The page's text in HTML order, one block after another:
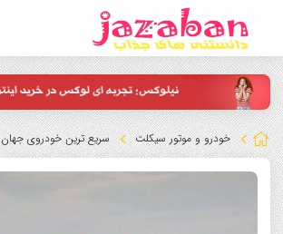
خودرو و موتور سیکلت سریع ترین خودروی جهان